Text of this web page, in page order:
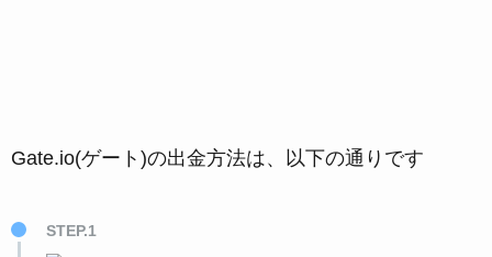
Gate.io(ゲート)の出金方法は、以下の通りです
STEP.1